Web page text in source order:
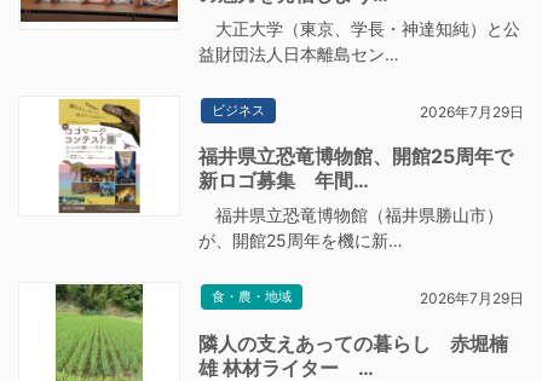
大正大学（東京、学長・神達知純）と公
益財団法人日本離島セン…
ビジネス 2026年7月29日
福井県立恐竜博物館、開館25周年で
新ロゴ募集 年間…
福井県立恐竜博物館（福井県勝山市）
が、開館25周年を機に新…
食・農・地域 2026年7月29日
隣人の支えあっての暮らし 赤堀楠
雄 林材ライター …